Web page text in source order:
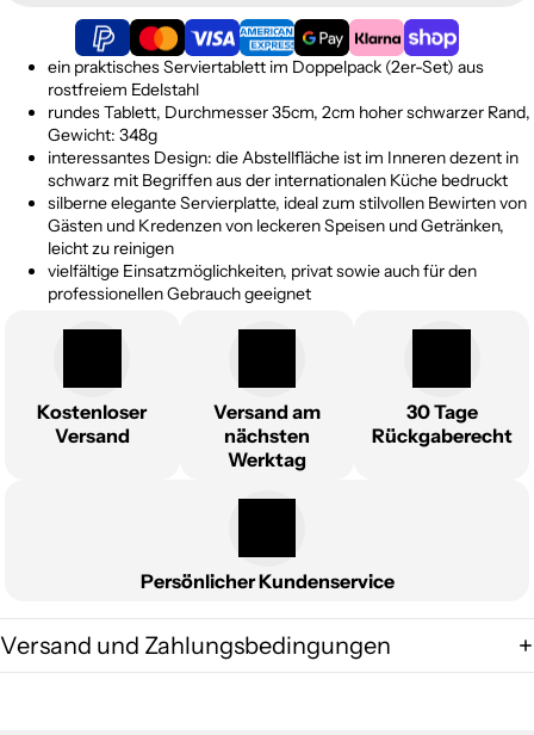
ein praktisches Serviertablett im Doppelpack (2er-Set) aus
rostfreiem Edelstahl
rundes Tablett, Durchmesser 35cm, 2cm hoher schwarzer Rand,
Gewicht: 348g
interessantes Design: die Abstellfläche ist im Inneren dezent in
schwarz mit Begriffen aus der internationalen Küche bedruckt
silberne elegante Servierplatte, ideal zum stilvollen Bewirten von
Gästen und Kredenzen von leckeren Speisen und Getränken,
leicht zu reinigen
vielfältige Einsatzmöglichkeiten, privat sowie auch für den
professionellen Gebrauch geeignet
Kostenloser
Versand
Versand am
nächsten
Werktag
30 Tage
Rückgaberecht
Persönlicher Kundenservice
Versand und Zahlungsbedingungen